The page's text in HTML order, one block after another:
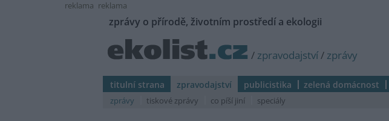
reklama reklama
zprávy o přírodě, životním prostředí a ekologii
/ zpravodajství/ zprávy
titulní strana zpravodajství publicistika zelená domácnost
zprávy tiskové zprávy co píší jiní speciály